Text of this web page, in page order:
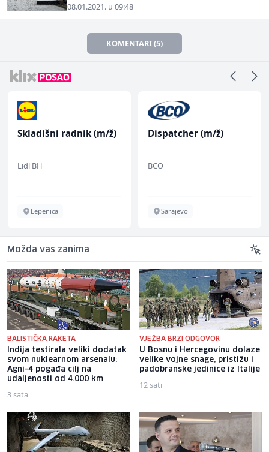
08.01.2021. u 09:48
KOMENTARI (5)
Skladišni radnik (m/ž)
Lidl BH
Lepenica
Dispatcher (m/ž)
BCO
Sarajevo
Možda vas zanima
BALISTIČKA RAKETA
Indija testirala veliki dodatak
svom nuklearnom arsenalu:
Agni-4 pogađa cilj na
udaljenosti od 4.000 km
3 sata
VJEŽBA BRZI ODGOVOR
U Bosnu i Hercegovinu dolaze
velike vojne snage, pristižu i
padobranske jedinice iz Italije
12 sati